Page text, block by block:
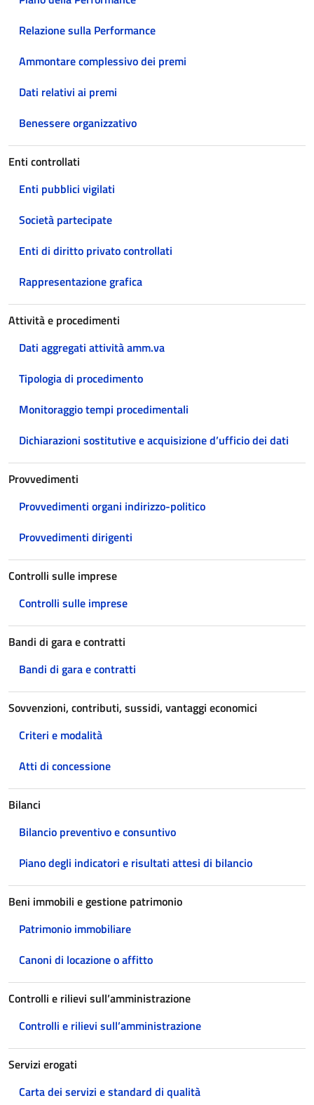
Relazione sulla Performance
Ammontare complessivo dei premi
Dati relativi ai premi
Benessere organizzativo
Enti controllati
Enti pubblici vigilati
Società partecipate
Enti di diritto privato controllati
Rappresentazione grafica
Attività e procedimenti
Dati aggregati attività amm.va
Tipologia di procedimento
Monitoraggio tempi procedimentali
Dichiarazioni sostitutive e acquisizione d’ufficio dei dati
Provvedimenti
Provvedimenti organi indirizzo-politico
Provvedimenti dirigenti
Controlli sulle imprese
Controlli sulle imprese
Bandi di gara e contratti
Bandi di gara e contratti
Sovvenzioni, contributi, sussidi, vantaggi economici
Criteri e modalità
Atti di concessione
Bilanci
Bilancio preventivo e consuntivo
Piano degli indicatori e risultati attesi di bilancio
Beni immobili e gestione patrimonio
Patrimonio immobiliare
Canoni di locazione o affitto
Controlli e rilievi sull’amministrazione
Controlli e rilievi sull’amministrazione
Servizi erogati
Carta dei servizi e standard di qualità